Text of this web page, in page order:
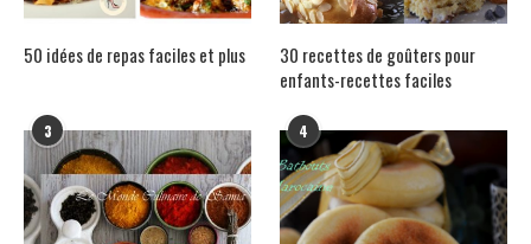
50 idées de repas faciles et plus
30 recettes de goûters pour
enfants-recettes faciles
3 4